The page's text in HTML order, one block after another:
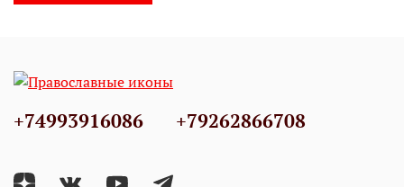
+74993916086 +79262866708